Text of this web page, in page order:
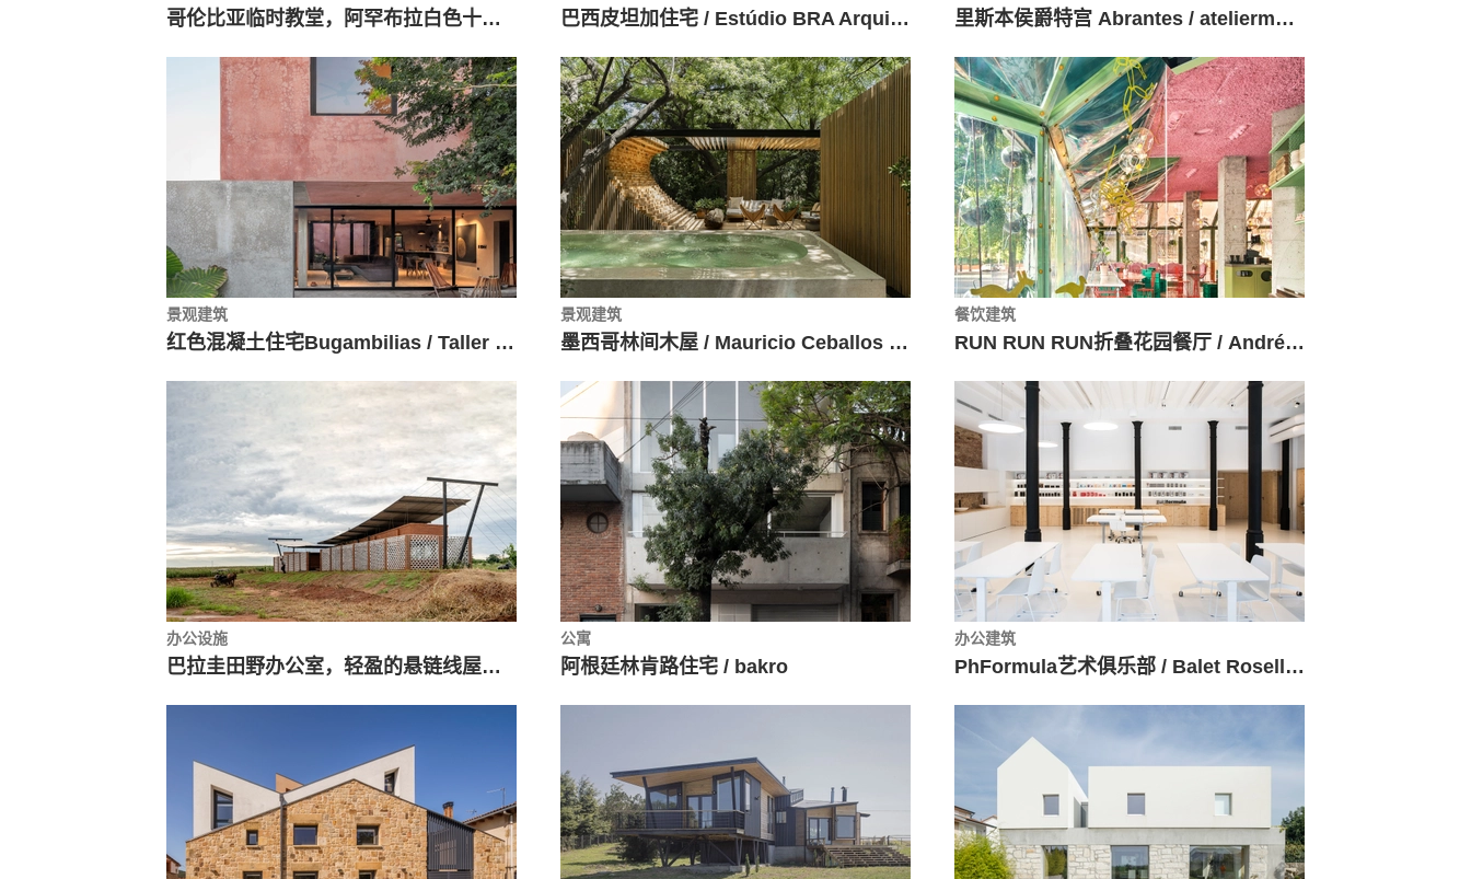
哥伦比亚临时教堂，阿罕布拉白色十字架 / Sociedad Colombiana de Arquitectos + Alsar Atelier + GB Urban Studio 巴西皮坦加住宅 / Estúdio BRA Arquitetura 里斯本侯爵特宫 Abrantes / ateliermob + Working with the 99%
景观建筑
红色混凝土住宅Bugambilias / Taller Mexicano de Arquitectura
景观建筑
墨西哥林间木屋 / Mauricio Ceballos X Architects
餐饮建筑
RUN RUN RUN折叠花园餐厅 / Andrés Jaque / Office for Political Innovation
办公设施
巴拉圭田野办公室，轻盈的悬链线屋面 / Mínimo Común Arquitectura
公寓
阿根廷林肯路住宅 / bakro
办公建筑
PhFormula艺术俱乐部 / Balet Roselló Arquitectos